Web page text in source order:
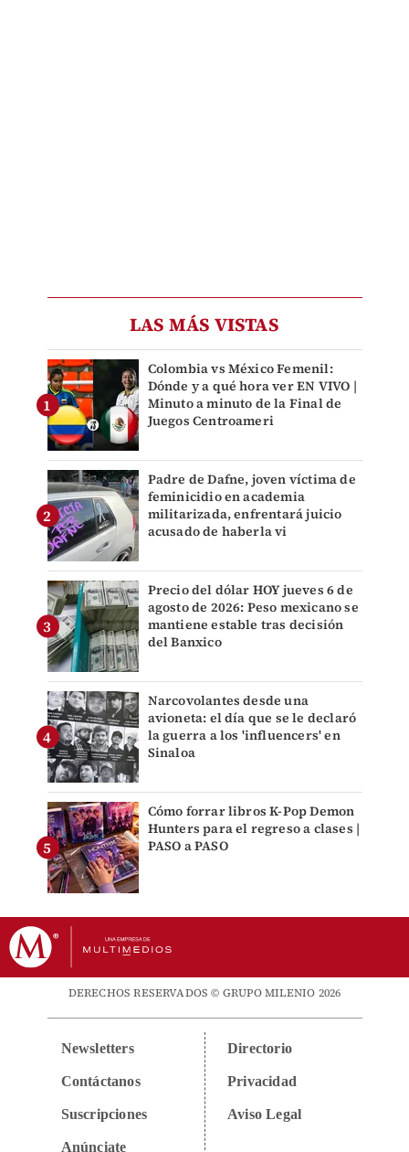
LAS MÁS VISTAS
Colombia vs México Femenil:
Dónde y a qué hora ver EN VIVO |
Minuto a minuto de la Final de
Juegos Centroameri
Padre de Dafne, joven víctima de
feminicidio en academia
militarizada, enfrentará juicio
acusado de haberla vi
Precio del dólar HOY jueves 6 de
agosto de 2026: Peso mexicano se
mantiene estable tras decisión
del Banxico
Narcovolantes desde una
avioneta: el día que se le declaró
la guerra a los 'influencers' en
Sinaloa
Cómo forrar libros K-Pop Demon
Hunters para el regreso a clases |
PASO a PASO
DERECHOS RESERVADOS © GRUPO MILENIO 2026
Newsletters
Contáctanos
Suscripciones
Anúnciate
Directorio
Privacidad
Aviso Legal